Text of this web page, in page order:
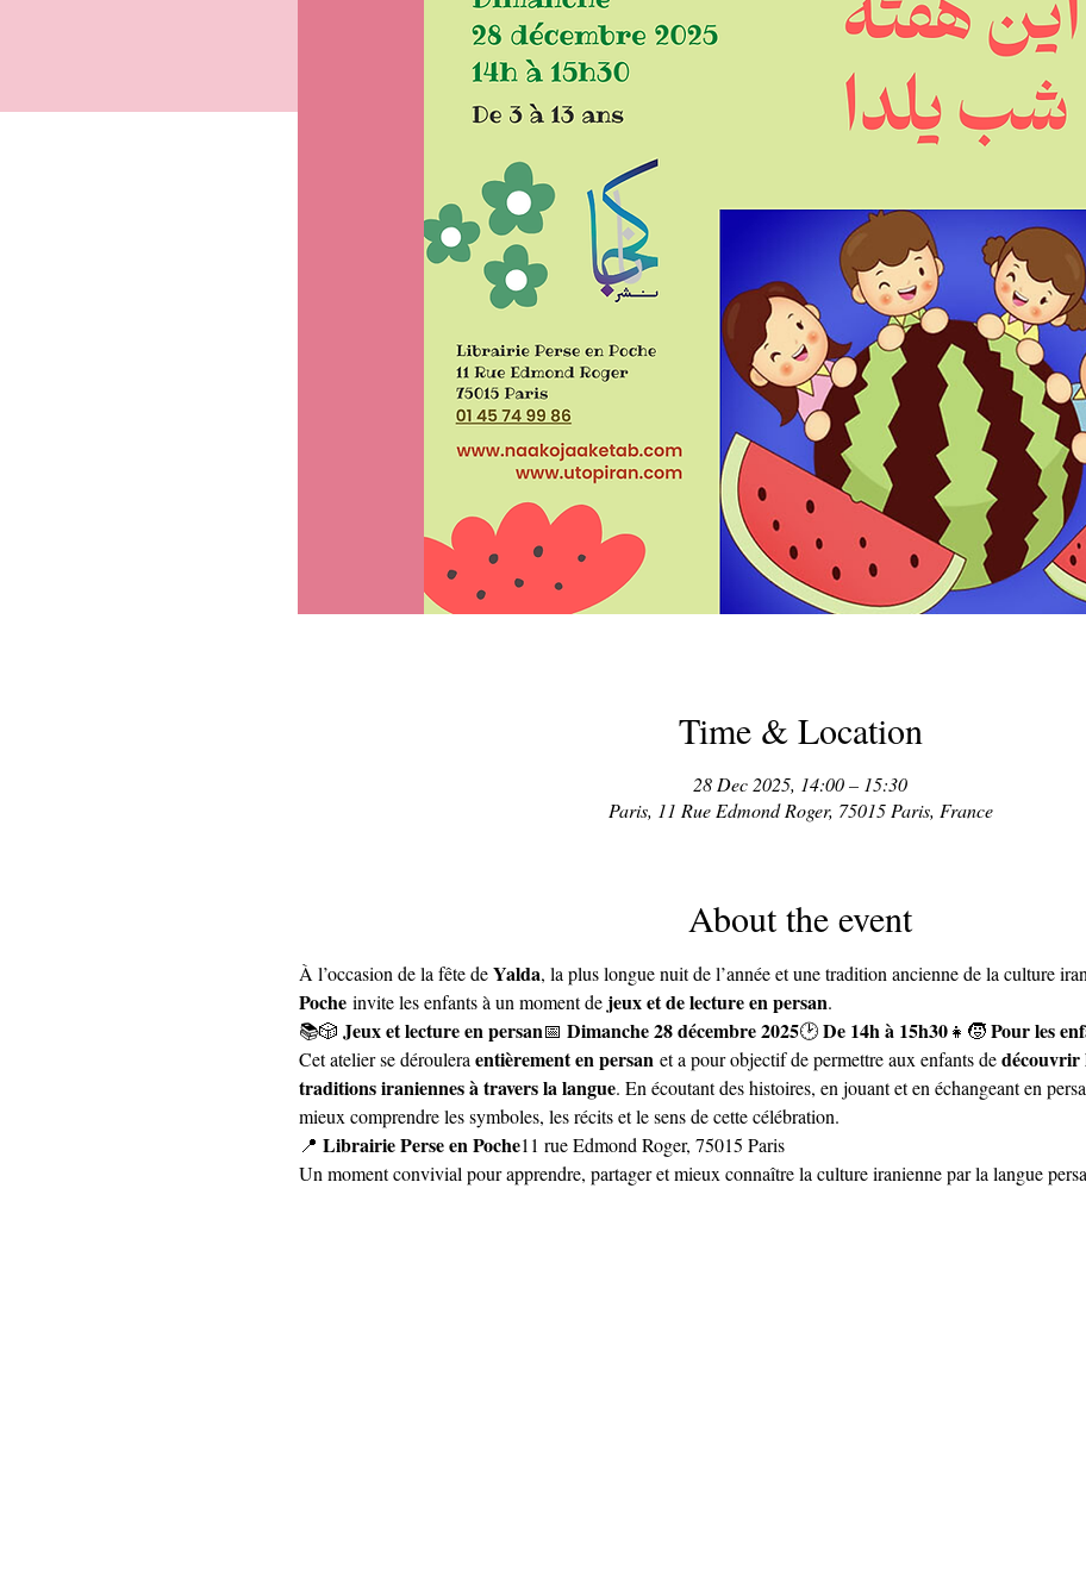
Time & Location
28 Dec 2025, 14:00 – 15:30
Paris, 11 Rue Edmond Roger, 75015 Paris, France
About the event
À l’occasion de la fête de Yalda, la plus longue nuit de l’année et une tradition ancienne de la culture
Poche invite les enfants à un moment de jeux et de lecture en persan.
📚🎲 Jeux et lecture en persan📅 Dimanche 28 décembre 2025🕑 De 14h à 15h30👧🧒 Pour les
Cet atelier se déroulera entièrement en persan et a pour objectif de permettre aux enfants de découvrir
traditions iraniennes à travers la langue. En écoutant des histoires, en jouant et en échangeant en
mieux comprendre les symboles, les récits et le sens de cette célébration.
📍 Librairie Perse en Poche11 rue Edmond Roger, 75015 Paris
Un moment convivial pour apprendre, partager et mieux connaître la culture iranienne par la langue